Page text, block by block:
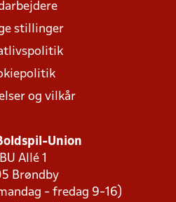
stillinger
og vilkår
Union
Allé 1
Brøndby
- fredag 9-16)